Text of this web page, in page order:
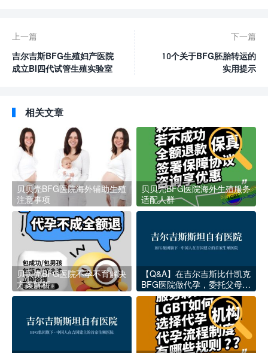
上一篇
吉尔吉斯BFG生殖妇产医院
成立BI四代试管生殖实验室
下一篇
10个关于BFG胚胎转运的
实用提示
相关文章
贝贝壳BFG医院海外辅助生殖
注意事项
贝贝壳BFG医院海外生殖服务
适配人群
贝贝壳BFG医院不孕不育解决
方案解析
【Q&A】在吉尔吉斯比什凯克
BFG医院做代孕，委托父母最
关心的8个医疗疑问